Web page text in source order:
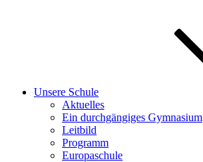
Unsere Schule
Aktuelles
Ein durchgängiges Gymnasium
Leitbild
Programm
Europaschule